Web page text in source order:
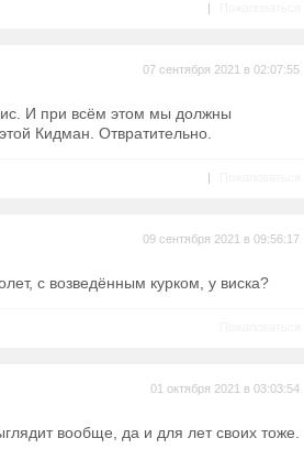
|
07 сентября 2021 в 02:07:55
И при всём этом мы должны
Кидман. Отвратительно.
|
09 сентября 2021 в 09:56:17
с возведённым курком, у виска?
01 октября 2021 в 03:03:54
вообще, да и для лет своих тоже.